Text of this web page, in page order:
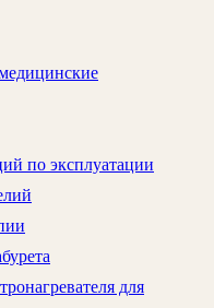
по эксплуатации
для